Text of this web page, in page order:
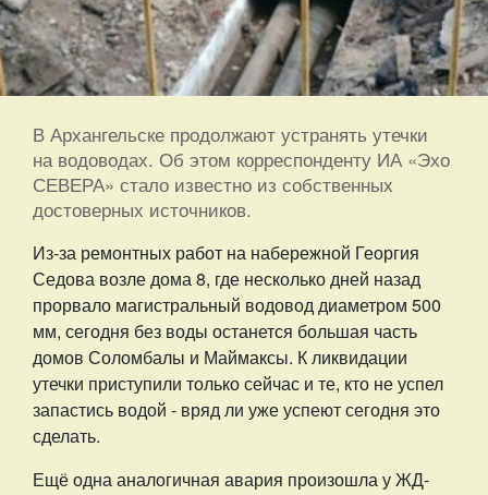
В Архангельске продолжают устранять утечки
на водоводах. Об этом корреспонденту ИА «Эхо
СЕВЕРА» стало известно из собственных
достоверных источников.
Из-за ремонтных работ на набережной Георгия
Седова возле дома 8, где несколько дней назад
прорвало магистральный водовод диаметром 500
мм, сегодня без воды останется большая часть
домов Соломбалы и Маймаксы. К ликвидации
утечки приступили только сейчас и те, кто не успел
запастись водой - вряд ли уже успеют сегодня это
сделать.
Ещё одна аналогичная авария произошла у ЖД-